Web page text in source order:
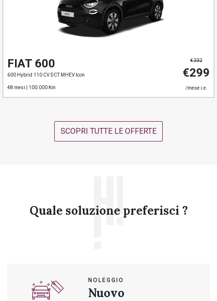
€ 332
€299
/mese i.e.
FIAT 600
600 Hybrid 110 CV DCT MHEV Icon
48 mesi | 100.000 Km
SCOPRI TUTTE LE OFFERTE
Quale soluzione preferisci ?
NOLEGGIO
Nuovo